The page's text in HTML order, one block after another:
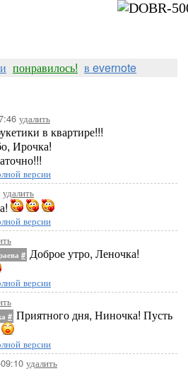
понравилось! в evernote
удалить
в квартире!!!
Ирочка!
версии
удалить
версии
# Доброе утро, Леночка!
версии
# Приятного дня, Ниночка! Пусть
версии
удалить